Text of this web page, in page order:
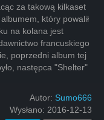
za takową kilkaset
albumem, który powalił
na kolana jest
francuskiego
poprzedni album tej
następca "Shelter"
Autor: Sumo666
Wysłano: 2016-12-13